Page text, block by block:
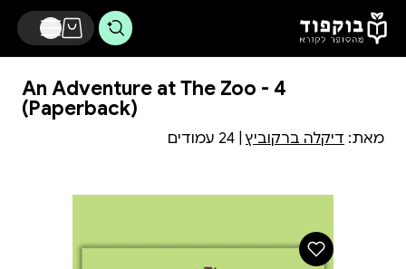
דלג לתוכן הראשי
An Adventure at The Zoo - 4
(Paperback)
מאת: דיקלה ברקוביץ| 24 עמודים